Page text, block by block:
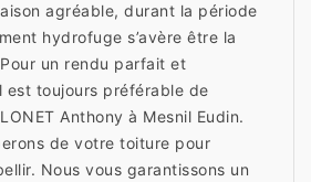
agréable, durant la période
hydrofuge s’avère être la
un rendu parfait et
est toujours préférable de
Anthony à Mesnil Eudin.
de votre toiture pour
Nous vous garantissons un